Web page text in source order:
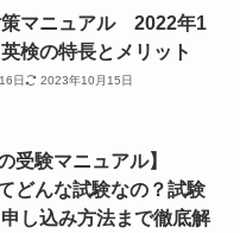
策マニュアル 2022年1
検の特長とメリット
日 2023年10月15日
受験マニュアル】
どんな試験なの？試験
し込み方法まで徹底解